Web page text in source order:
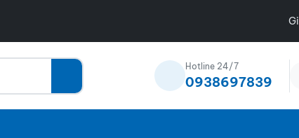
Hotline 24/7
0938697839